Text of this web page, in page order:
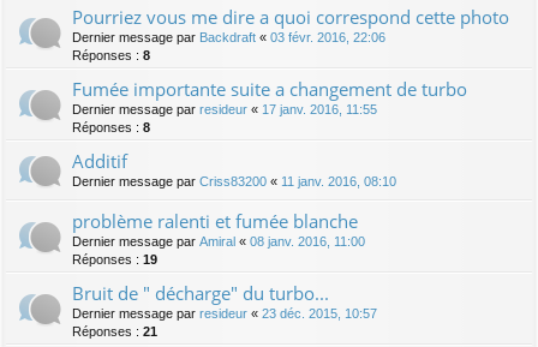
Pourriez vous me dire a quoi correspond cette photo
Dernier message par Backdraft « 03 févr. 2016, 22:06
Réponses : 8
Fumée importante suite a changement de turbo
Dernier message par resideur « 17 janv. 2016, 11:55
Réponses : 8
Additif
Dernier message par Criss83200 « 11 janv. 2016, 08:10
problème ralenti et fumée blanche
Dernier message par Amiral « 08 janv. 2016, 11:00
Réponses : 19
Bruit de " décharge" du turbo...
Dernier message par resideur « 23 déc. 2015, 10:57
Réponses : 21